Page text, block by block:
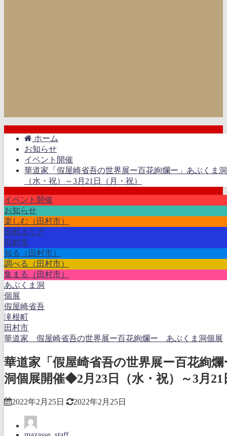
ホーム
お知らせ
イベント開催
華道家「假屋崎省吾の世界展ー百花絢爛ー」あぶくま
（水・祝）～3月21日（月・祝）
イベント開催
お知らせ
楽しむ（田村市）
田村エリア
田村市
知る（田村市）
調べる（田村市）
集まる（田村市）
あぶくま洞
個展
假屋崎省吾
滝根町
田村市
華道家 假屋崎省吾の世界展ー百花絢爛ー あぶくま洞個展
華道家「假屋崎省吾の世界展ー百花絢
洞個展開催◆2月23日（水・祝）～3月21
2022年2月25日 2022年2月25日